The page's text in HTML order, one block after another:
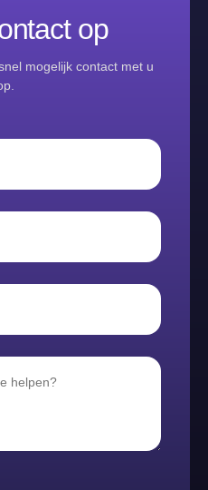
op
mogelijk contact met u